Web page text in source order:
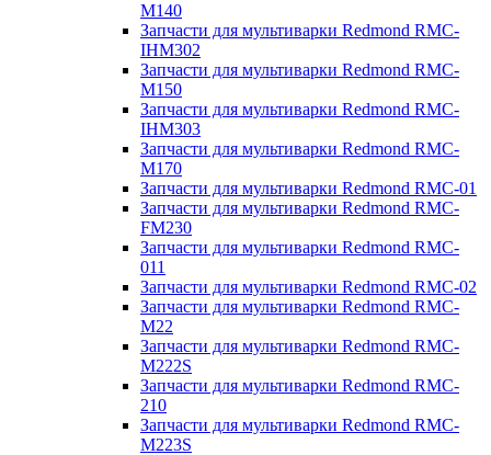
M140
Запчасти для мультиварки Redmond RMC-
IHM302
Запчасти для мультиварки Redmond RMC-
M150
Запчасти для мультиварки Redmond RMC-
IHM303
Запчасти для мультиварки Redmond RMC-
M170
Запчасти для мультиварки Redmond RMC-01
Запчасти для мультиварки Redmond RMC-
FM230
Запчасти для мультиварки Redmond RMC-
011
Запчасти для мультиварки Redmond RMC-02
Запчасти для мультиварки Redmond RMC-
M22
Запчасти для мультиварки Redmond RMC-
M222S
Запчасти для мультиварки Redmond RMC-
210
Запчасти для мультиварки Redmond RMC-
M223S